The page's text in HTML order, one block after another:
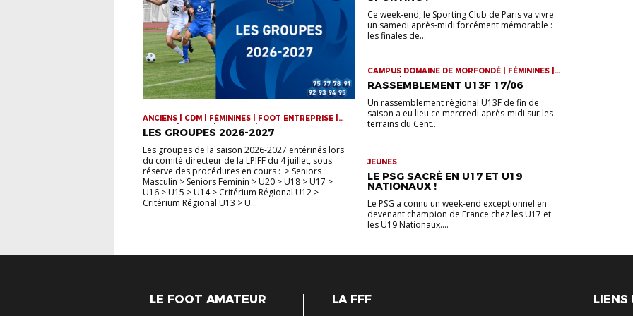
ANCIENS | CDM | FÉMININES | FOOT ENTREPRISE |
FUTSAL | JEUNES | SENIORS | VIE DE LA LIGUE
LES GROUPES 2026-2027
Les groupes de la saison 2026-2027 entérinés lors
du comité directeur de la LPIFF du 4 juillet, sous
réserve des procédures en cours : > Seniors
Masculin > Seniors Féminin > U20 > U18 > U17 >
U16 > U15 > U14 > Critérium Régional U12 >
Critérium Régional U13 > U...
Ce week-end, le Sporting Club de Paris va vivre
un samedi après-midi forcément mémorable :
les finales de...
CAMPUS DOMAINE DE MORFONDÉ | FÉMININES |
JEUNES | RASSEMBLEMENTS
RASSEMBLEMENT U13F 17/06
Un rassemblement régional U13F de fin de
saison a eu lieu ce mercredi après-midi sur les
terrains du Cent...
JEUNES
LE PSG SACRÉ EN U17 ET U19
NATIONAUX !
Le PSG a connu un week-end exceptionnel en
devenant champion de France chez les U17 et
les U19 Nationaux....
LE FOOT AMATEUR LA FFF LIENS